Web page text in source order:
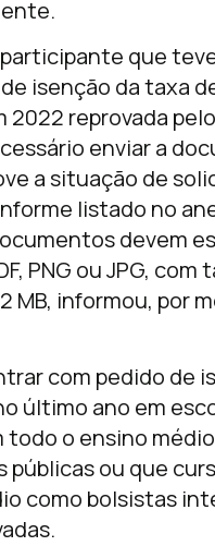
que
isenção da taxa
2022 reprovada
enviar a
a situação de
listado no
devem
PNG ou JPG, com
MB, informou, por
com pedido de
último ano em
todo o ensino
ou que
como bolsistas